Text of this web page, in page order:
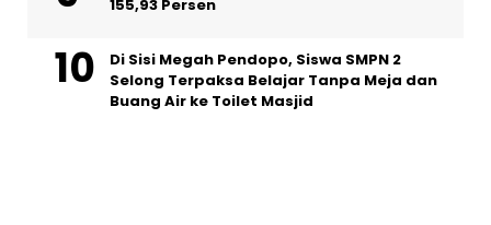
155,93 Persen
Di Sisi Megah Pendopo, Siswa SMPN 2
Selong Terpaksa Belajar Tanpa Meja dan
Buang Air ke Toilet Masjid